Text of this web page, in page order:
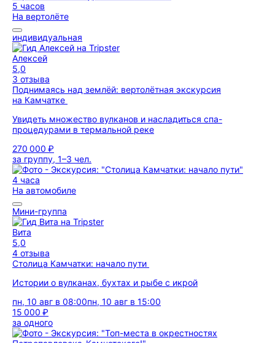
5 часов
На вертолёте
индивидуальная
Алексей
5,0
3 отзыва
Поднимаясь над землёй: вертолётная экскурсия
на Камчатке
Увидеть множество вулканов и насладиться спа-
процедурами в термальной реке
270 000 ₽
за группу, 1–3 чел.
4 часа
На автомобиле
Мини-группа
Вита
5,0
4 отзыва
Столица Камчатки: начало пути
Истории о вулканах, бухтах и рыбе с икрой
пн, 10 авг в 08:00пн, 10 авг в 15:00
15 000 ₽
за одного